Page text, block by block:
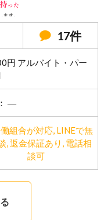
17件
円 アルバイト・パー
―
組合が対応, LINEで無
,返金保証あり , 電話相
談可